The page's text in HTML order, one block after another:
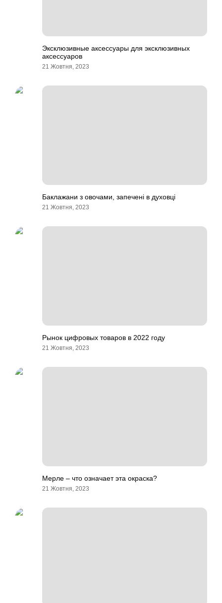
Эксклюзивные аксессуары для эксклюзивных
аксессуаров
21 Жовтня, 2023
Баклажани з овочами, запечені в духовці
21 Жовтня, 2023
Рынок цифровых товаров в 2022 году
21 Жовтня, 2023
Мерле – что означает эта окраска?
21 Жовтня, 2023